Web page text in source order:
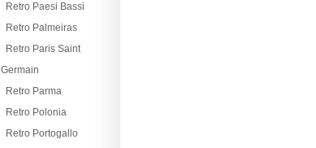
Retro Paesi Bassi
Retro Palmeiras
Retro Paris Saint
Germain
Retro Parma
Retro Polonia
Retro Portogallo